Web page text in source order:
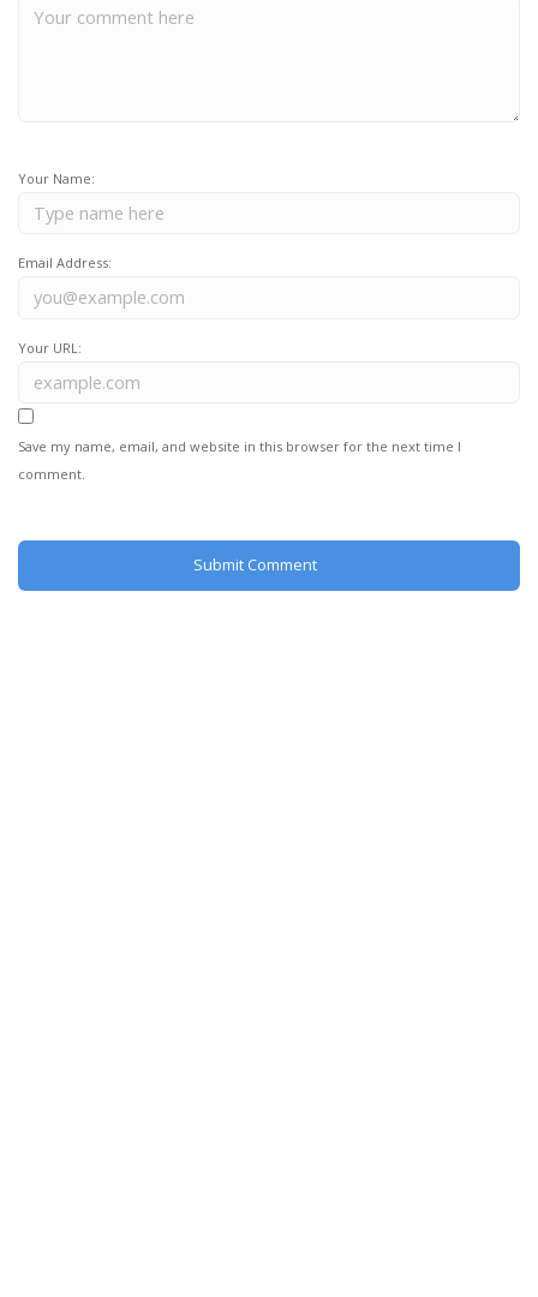
Your Name:
Email Address:
Your URL:
Save my name, email, and website in this browser for the next time I
comment.